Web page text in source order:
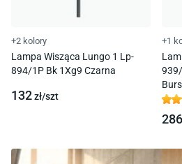
+2 kolory
Lampa Wisząca Lungo 1 Lp-
894/1P Bk 1Xg9 Czarna
132zł/szt
+1
286